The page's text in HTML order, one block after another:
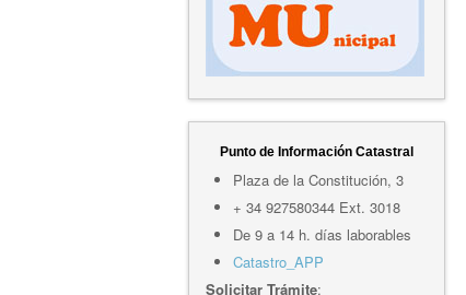
Punto de Información Catastral
Plaza de la Constitución, 3
+ 34 927580344 Ext. 3018
De 9 a 14 h. días laborables
Catastro_APP
Solicitar Trámite: